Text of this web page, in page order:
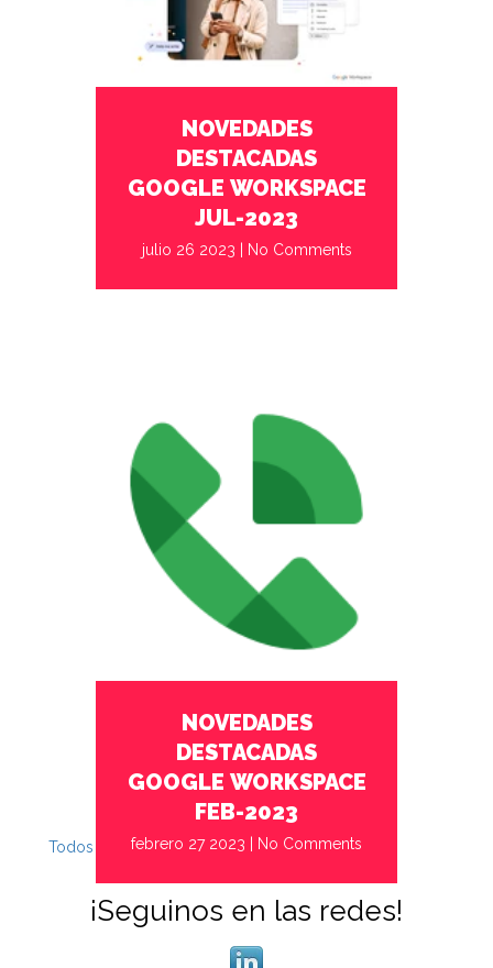
NOVEDADES
DESTACADAS
GOOGLE WORKSPACE
JUL-2023
julio 26 2023 No Comments
NOVEDADES
DESTACADAS
GOOGLE WORKSPACE
FEB-2023
febrero 27 2023 No Comments
febrero 27 2023
Todos Siguiente
¡Seguinos en las redes!